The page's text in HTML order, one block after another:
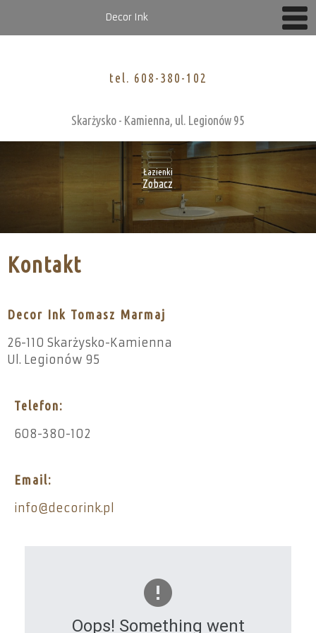
tel. 608-380-102
Skarżysko - Kamienna, ul. Legionów 95
Decor Ink
Łazienki
Zobacz
Kontakt
Decor Ink Tomasz Marmaj
26-110 Skarżysko-Kamienna
Ul. Legionów 95
Telefon:
608-380-102
Email:
info@decorink.pl
Oops! Something went